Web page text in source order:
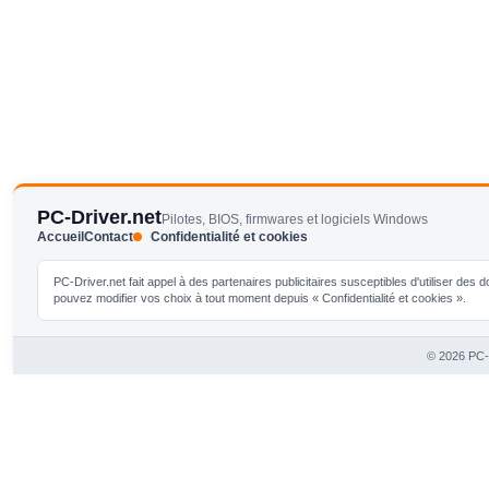
PC-Driver.netPilotes, BIOS, firmwares et logiciels Windows
AccueilContact Confidentialité et cookies
PC-Driver.net fait appel à des partenaires publicitaires susceptibles d'utiliser
pouvez modifier vos choix à tout moment depuis « Confidentialité et cookies ».
© 2026